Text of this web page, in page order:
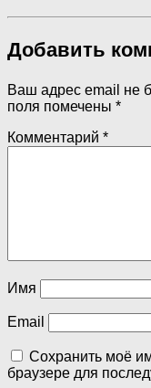
Добавить
Ваш адрес email не
поля помечены *
Комментарий *
Имя
Email
Сохранить моё
браузере для